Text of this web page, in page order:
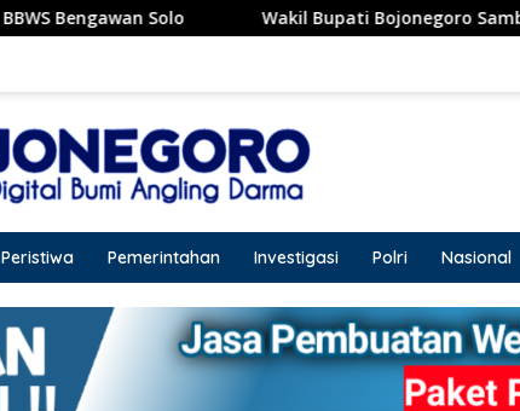
Wakil Bupati Bojonegoro Sambut Kujungan Dirut
Peristiwa Pemerintahan Investigasi Polri Nasional